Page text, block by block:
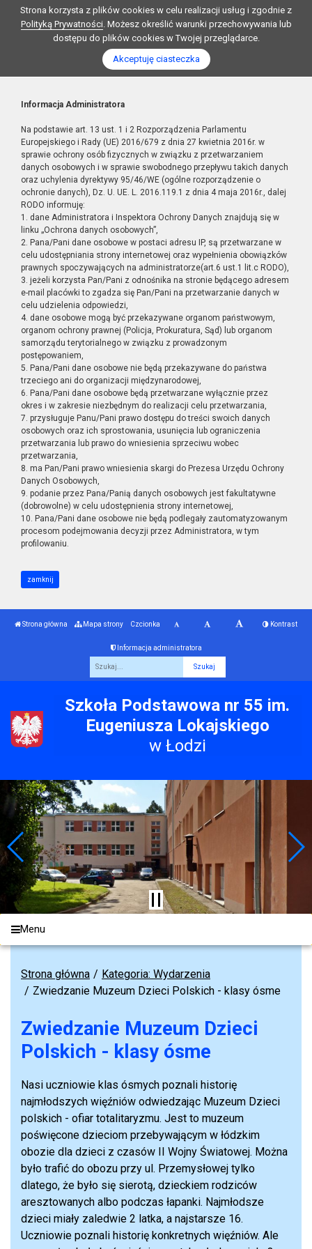
Strona korzysta z plików cookies w celu realizacji usług i zgodnie z
Polityką Prywatności. Możesz określić warunki przechowywania lub
dostępu do plików cookies w Twojej przeglądarce.
Akceptuję ciasteczka
Informacja Administratora
Na podstawie art. 13 ust. 1 i 2 Rozporządzenia Parlamentu
Europejskiego i Rady (UE) 2016/679 z dnia 27 kwietnia 2016r. w
sprawie ochrony osób fizycznych w związku z przetwarzaniem
danych osobowych i w sprawie swobodnego przepływu takich danych
oraz uchylenia dyrektywy 95/46/WE (ogólne rozporządzenie o
ochronie danych), Dz. U. UE. L. 2016.119.1 z dnia 4 maja 2016r., dalej
RODO informuję:
1. dane Administratora i Inspektora Ochrony Danych znajdują się w
linku „Ochrona danych osobowych”,
2. Pana/Pani dane osobowe w postaci adresu IP, są przetwarzane w
celu udostępniania strony internetowej oraz wypełnienia obowiązków
prawnych spoczywających na administratorze(art.6 ust.1 lit.c RODO),
3. jeżeli korzysta Pan/Pani z odnośnika na stronie będącego adresem
e-mail placówki to zgadza się Pan/Pani na przetwarzanie danych w
celu udzielenia odpowiedzi,
4. dane osobowe mogą być przekazywane organom państwowym,
organom ochrony prawnej (Policja, Prokuratura, Sąd) lub organom
samorządu terytorialnego w związku z prowadzonym
postępowaniem,
5. Pana/Pani dane osobowe nie będą przekazywane do państwa
trzeciego ani do organizacji międzynarodowej,
6. Pana/Pani dane osobowe będą przetwarzane wyłącznie przez
okres i w zakresie niezbędnym do realizacji celu przetwarzania,
7. przysługuje Panu/Pani prawo dostępu do treści swoich danych
osobowych oraz ich sprostowania, usunięcia lub ograniczenia
przetwarzania lub prawo do wniesienia sprzeciwu wobec
przetwarzania,
8. ma Pan/Pani prawo wniesienia skargi do Prezesa Urzędu Ochrony
Danych Osobowych,
9. podanie przez Pana/Panią danych osobowych jest fakultatywne
(dobrowolne) w celu udostępnienia strony internetowej,
10. Pana/Pani dane osobowe nie będą podlegały zautomatyzowanym
procesom podejmowania decyzji przez Administratora, w tym
profilowaniu.
zamknij
Strona główna Mapa strony Czcionka Kontrast
Informacja administratora
Szkoła Podstawowa nr 55 im.
Eugeniusza Lokajskiego
w Łodzi
Menu
Strona główna
Kategoria: Wydarzenia
Zwiedzanie Muzeum Dzieci Polskich - klasy ósme
Zwiedzanie Muzeum Dzieci
Polskich - klasy ósme
Nasi uczniowie klas ósmych poznali historię
najmłodszych więźniów odwiedzając Muzeum Dzieci
polskich - ofiar totalitaryzmu. Jest to muzeum
poświęcone dzieciom przebywającym w łódzkim
obozie dla dzieci z czasów II Wojny Światowej. Można
było trafić do obozu przy ul. Przemysłowej tylko
dlatego, że było się sierotą, dzieckiem rodziców
aresztowanych albo podczas łapanki. Najmłodsze
dzieci miały zaledwie 2 latka, a najstarsze 16.
Uczniowie poznali historię konkretnych więźniów. Ale